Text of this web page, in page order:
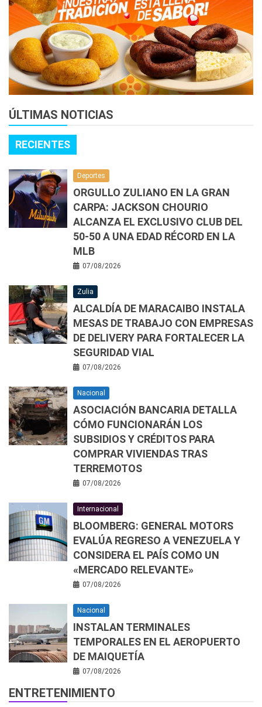
ÚLTIMAS NOTICIAS
RECIENTES
Deportes
ORGULLO ZULIANO EN LA GRAN
CARPA: JACKSON CHOURIO
ALCANZA EL EXCLUSIVO CLUB DEL
50-50 A UNA EDAD RÉCORD EN LA
MLB
07/08/2026
Zulia
ALCALDÍA DE MARACAIBO INSTALA
MESAS DE TRABAJO CON EMPRESAS
DE DELIVERY PARA FORTALECER LA
SEGURIDAD VIAL
07/08/2026
Nacional
ASOCIACIÓN BANCARIA DETALLA
CÓMO FUNCIONARÁN LOS
SUBSIDIOS Y CRÉDITOS PARA
COMPRAR VIVIENDAS TRAS
TERREMOTOS
07/08/2026
Internacional
BLOOMBERG: GENERAL MOTORS
EVALÚA REGRESO A VENEZUELA Y
CONSIDERA EL PAÍS COMO UN
«MERCADO RELEVANTE»
07/08/2026
Nacional
INSTALAN TERMINALES
TEMPORALES EN EL AEROPUERTO
DE MAIQUETÍA
07/08/2026
ENTRETENIMIENTO